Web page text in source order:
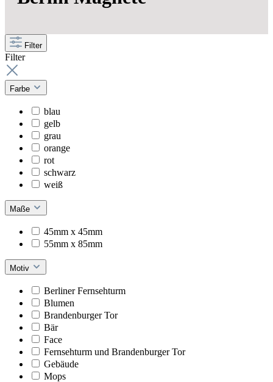
Filter
Filter
Farbe
blau
gelb
grau
orange
rot
schwarz
weiß
Maße
45mm x 45mm
55mm x 85mm
Motiv
Berliner Fernsehturm
Blumen
Brandenburger Tor
Bär
Face
Fernsehturm und Brandenburger Tor
Gebäude
Mops